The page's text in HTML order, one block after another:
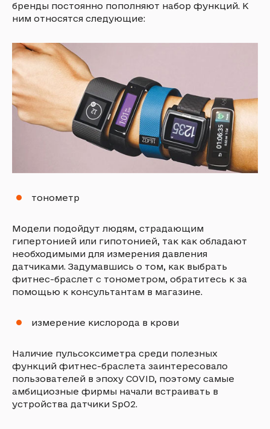
бренды постоянно пополняют набор функций. К
ним относятся следующие:
тонометр
Модели подойдут людям, страдающим
гипертонией или гипотонией, так как обладают
необходимыми для измерения давления
датчиками. Задумавшись о том, как выбрать
фитнес-браслет с тонометром, обратитесь к за
помощью к консультантам в магазине.
измерение кислорода в крови
Наличие пульсоксиметра среди полезных
функций фитнес-браслета заинтересовало
пользователей в эпоху COVID, поэтому самые
амбициозные фирмы начали встраивать в
устройства датчики SpO2.